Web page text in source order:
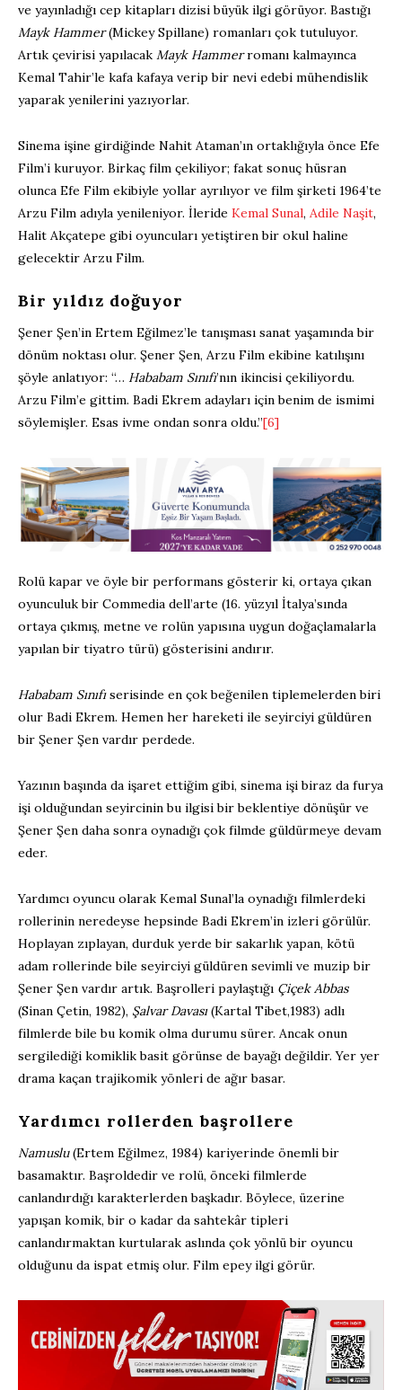
ve yayınladığı cep kitapları dizisi büyük ilgi görüyor. Bastığı
Mayk Hammer(Mickey Spillane) romanları çok tutuluyor.
Artık çevirisi yapılacak Mayk Hammerromanı kalmayınca
Kemal Tahir’le kafa kafaya verip bir nevi edebi mühendislik
yaparak yenilerini yazıyorlar.
Sinema işine girdiğinde Nahit Ataman’ın ortaklığıyla önce Efe
Film’i kuruyor. Birkaç film çekiliyor; fakat sonuç hüsran
olunca Efe Film ekibiyle yollar ayrılıyor ve film şirketi 1964’te
Arzu Film adıyla yenileniyor. İleride Kemal Sunal, Adile Naşit,
Halit Akçatepe gibi oyuncuları yetiştiren bir okul haline
gelecektir Arzu Film.
Bir yıldız doğuyor
Şener Şen’in Ertem Eğilmez’le tanışması sanat yaşamında bir
dönüm noktası olur. Şener Şen, Arzu Film ekibine katılışını
şöyle anlatıyor: “… Hababam Sınıfı’nın ikincisi çekiliyordu.
Arzu Film’e gittim. Badi Ekrem adayları için benim de ismimi
söylemişler. Esas ivme ondan sonra oldu.”[6]
Rolü kapar ve öyle bir performans gösterir ki, ortaya çıkan
oyunculuk bir Commedia dell’arte (16. yüzyıl İtalya’sında
ortaya çıkmış, metne ve rolün yapısına uygun doğaçlamalarla
yapılan bir tiyatro türü) gösterisini andırır.
Hababam Sınıfıserisinde en çok beğenilen tiplemelerden biri
olur Badi Ekrem. Hemen her hareketi ile seyirciyi güldüren
bir Şener Şen vardır perdede.
Yazının başında da işaret ettiğim gibi, sinema işi biraz da furya
işi olduğundan seyircinin bu ilgisi bir beklentiye dönüşür ve
Şener Şen daha sonra oynadığı çok filmde güldürmeye devam
eder.
Yardımcı oyuncu olarak Kemal Sunal’la oynadığı filmlerdeki
rollerinin neredeyse hepsinde Badi Ekrem’in izleri görülür.
Hoplayan zıplayan, durduk yerde bir sakarlık yapan, kötü
adam rollerinde bile seyirciyi güldüren sevimli ve muzip bir
Şener Şen vardır artık. Başrolleri paylaştığı Çiçek Abbas
(Sinan Çetin, 1982), Şalvar Davası(Kartal Tibet,1983) adlı
filmlerde bile bu komik olma durumu sürer. Ancak onun
sergilediği komiklik basit görünse de bayağı değildir. Yer yer
drama kaçan trajikomik yönleri de ağır basar.
Yardımcı rollerden başrollere
Namuslu(Ertem Eğilmez, 1984) kariyerinde önemli bir
basamaktır. Başroldedir ve rolü, önceki filmlerde
canlandırdığı karakterlerden başkadır. Böylece, üzerine
yapışan komik, bir o kadar da sahtekâr tipleri
canlandırmaktan kurtularak aslında çok yönlü bir oyuncu
olduğunu da ispat etmiş olur. Film epey ilgi görür.